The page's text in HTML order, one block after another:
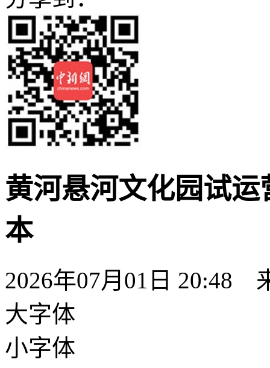
黄河悬河文化园试
本
2026年07月01日 20:48
大字体
小字体